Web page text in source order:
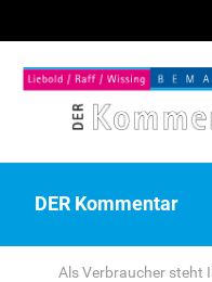
DER Kommentar
Als Verbraucher steht